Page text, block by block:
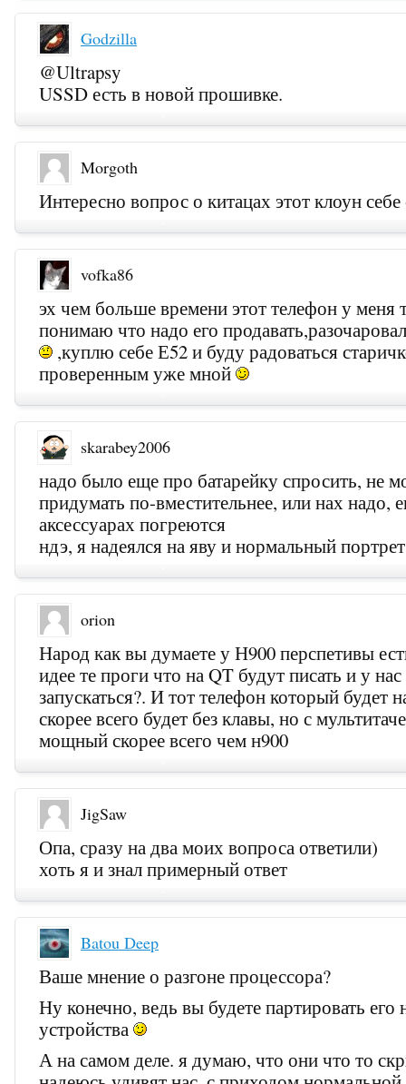
Godzilla
@Ultrapsy
USSD есть в новой прошивке.
Morgoth
Интересно вопрос о китацах этот клоун себе
vofka86
эх чем больше времени этот телефон у меня
понимаю что надо его
,куплю себе Е52 и буду радоваться
проверенным уже мной
skarabey2006
надо было еще про батарейку спросить, не
придумать по-вместительнее, или нах надо,
аксессуарах погреются
ндэ, я надеялся на яву и нормальный портрет
orion
Народ как вы думаете у Н900 перспетивы
идее те проги что на QT будут писать и у
запускаться?. И тот телефон который будет
скорее всего будет без клавы, но с
мощный скорее всего чем н900
JigSaw
Опа, сразу на два моих вопроса ответили)
хоть я и знал примерный ответ
Batou Deep
Ваше мнение о разгоне процессора?
Ну конечно, ведь вы будете партировать его
устройства
А на самом деле. я думаю, что они что то